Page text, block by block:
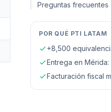
Preguntas frecuentes
POR QUÉ PTI LATAM
+8,500
Entrega en Mérida
Facturación fiscal